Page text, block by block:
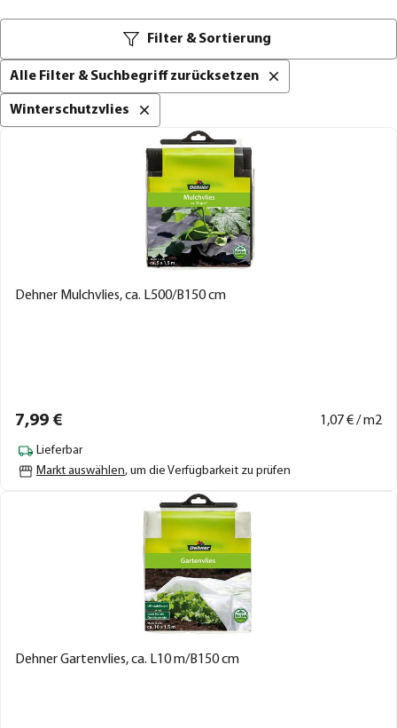
Filter & Sortierung
Alle Filter & Suchbegriff zurücksetzen
Winterschutzvlies
Dehner Mulchvlies, ca. L500/B150 cm
7,99 € 1,07€ / m2
Lieferbar
Markt auswählen, um die Verfügbarkeit zu prüfen
Dehner Gartenvlies, ca. L10 m/B150 cm